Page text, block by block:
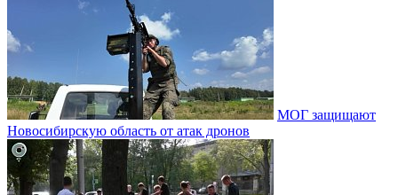
МОГ защищают
Новосибирскую область от атак дронов